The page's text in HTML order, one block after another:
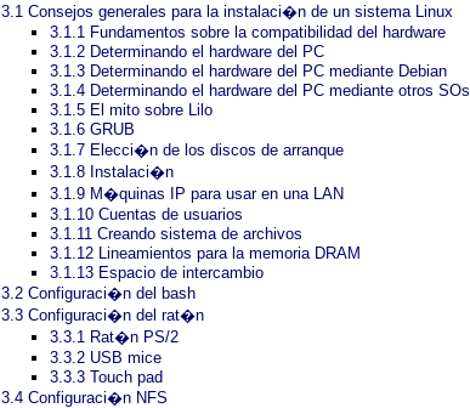
3.1 Consejos generales para la instalaci�n de un sistema Linux
3.1.1 Fundamentos sobre la compatibilidad del hardware
3.1.2 Determinando el hardware del PC
3.1.3 Determinando el hardware del PC mediante Debian
3.1.4 Determinando el hardware del PC mediante otros SOs
3.1.5 El mito sobre Lilo
3.1.6 GRUB
3.1.7 Elecci�n de los discos de arranque
3.1.8 Instalaci�n
3.1.9 M�quinas IP para usar en una LAN
3.1.10 Cuentas de usuarios
3.1.11 Creando sistema de archivos
3.1.12 Lineamientos para la memoria DRAM
3.1.13 Espacio de intercambio
3.2 Configuraci�n del bash
3.3 Configuraci�n del rat�n
3.3.1 Rat�n PS/2
3.3.2 USB mice
3.3.3 Touch pad
3.4 Configuraci�n NFS